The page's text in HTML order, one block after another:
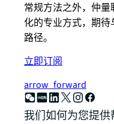
常规方法之外，仲
化的专业方式，期
路径。
立即订阅
arrow_forward
我们如何为您提供